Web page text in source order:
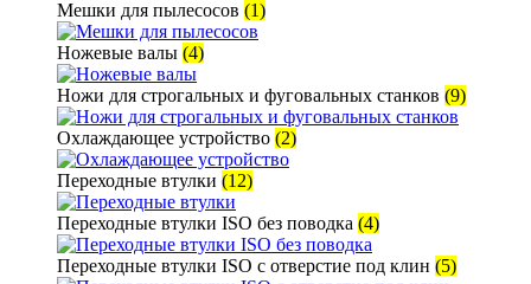
Мешки для пылесосов (1)
Ножевые валы (4)
Ножи для строгальных и фуговальных станков (9)
Охлаждающее устройство (2)
Переходные втулки (12)
Переходные втулки ISO без поводка (4)
Переходные втулки ISO с отверстие под клин (5)